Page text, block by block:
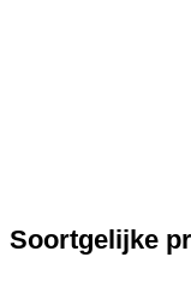
Soortgelijke